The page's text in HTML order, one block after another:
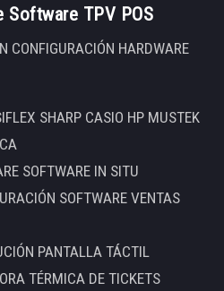
Software TPV POS
CONFIGURACIÓN HARDWARE
SHARP CASIO HP MUSTEK
SOFTWARE IN SITU
SOFTWARE VENTAS
PANTALLA TÁCTIL
TÉRMICA DE TICKETS